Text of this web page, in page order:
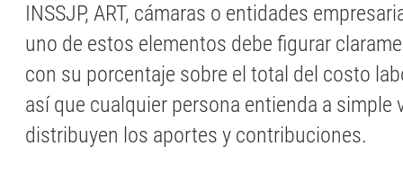
INSSJP, ART, cámaras o entidades
uno de estos elementos debe figurar
con su porcentaje sobre el total del costo
así que cualquier persona entienda a simple
distribuyen los aportes y contribuciones.